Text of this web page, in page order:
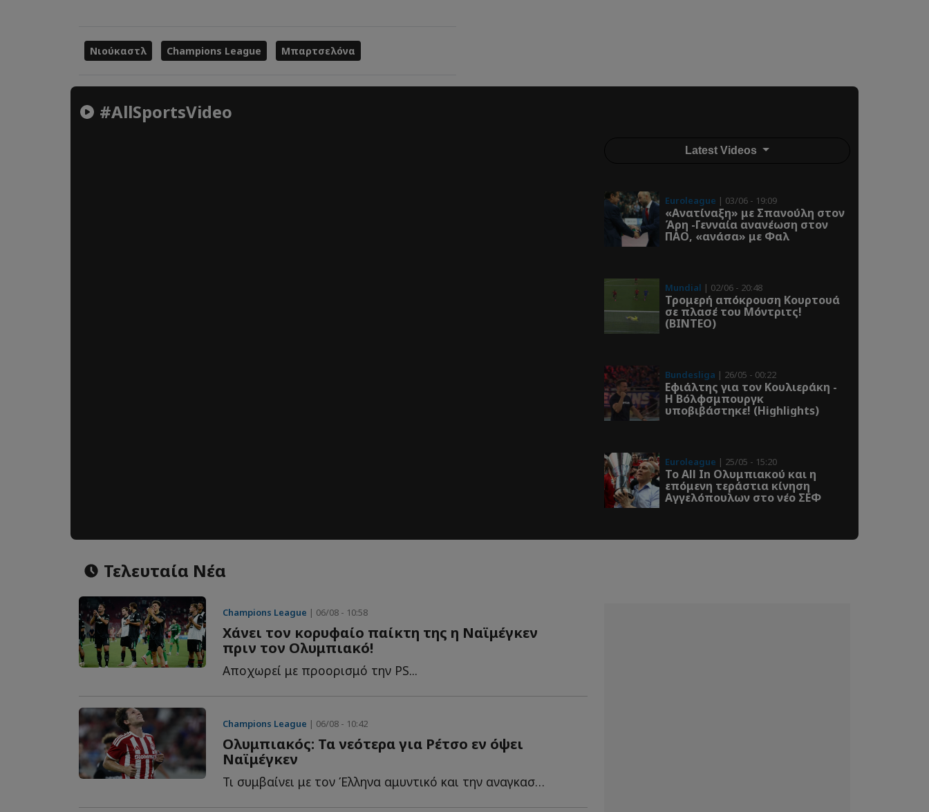
Νιούκαστλ Champions League Μπαρτσελόνα
#AllSportsVideo
Latest Videos
Euroleague | 03/06 - 19:09
«Ανατίναξη» με Σπανούλη στον
Άρη -Γενναία ανανέωση στον
ΠΑΟ, «ανάσα» με Φαλ
Mundial | 02/06 - 20:48
Τρομερή απόκρουση Κουρτουά
σε πλασέ του Μόντριτς!
(ΒΙΝΤΕΟ)
Bundesliga | 26/05 - 00:22
Εφιάλτης για τον Κουλιεράκη -
Η Βόλφσμπουργκ
υποβιβάστηκε! (Highlights)
Euroleague | 25/05 - 15:20
Το All In Ολυμπιακού και η
επόμενη τεράστια κίνηση
Αγγελόπουλων στο νέο ΣΕΦ
Τελευταία Νέα
Champions League | 06/08 - 10:58
Χάνει τον κορυφαίο παίκτη της η Ναϊμέγκεν
πριν τον Ολυμπιακό!
Αποχωρεί με προορισμό την PS...
Champions League | 06/08 - 10:42
Ολυμπιακός: Τα νεότερα για Ρέτσο εν όψει
Ναϊμέγκεν
Τι συμβαίνει με τον Έλληνα αμυντικό και την αναγκαστική α...